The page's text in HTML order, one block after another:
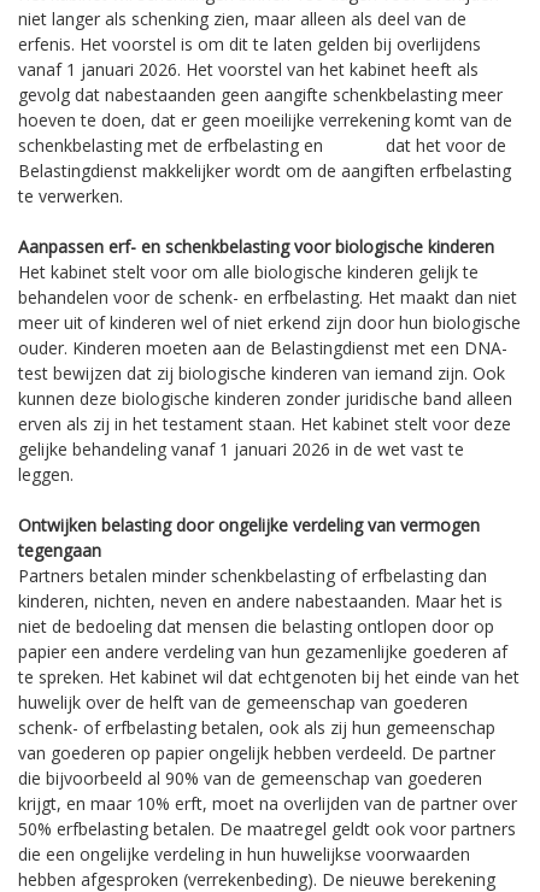
niet langer als schenking zien, maar alleen als deel van de
erfenis. Het voorstel is om dit te laten gelden bij overlijdens
vanaf 1 januari 2026. Het voorstel van het kabinet heeft als
gevolg dat nabestaanden geen aangifte schenkbelasting meer
hoeven te doen, dat er geen moeilijke verrekening komt van de
schenkbelasting met de erfbelasting en dat het voor de
Belastingdienst makkelijker wordt om de aangiften erfbelasting
te verwerken.
Aanpassen erf- en schenkbelasting voor biologische kinderen
Het kabinet stelt voor om alle biologische kinderen gelijk te
behandelen voor de schenk- en erfbelasting. Het maakt dan niet
meer uit of kinderen wel of niet erkend zijn door hun biologische
ouder. Kinderen moeten aan de Belastingdienst met een DNA-
test bewijzen dat zij biologische kinderen van iemand zijn. Ook
kunnen deze biologische kinderen zonder juridische band alleen
erven als zij in het testament staan. Het kabinet stelt voor deze
gelijke behandeling vanaf 1 januari 2026 in de wet vast te
leggen.
Ontwijken belasting door ongelijke verdeling van vermogen
tegengaan
Partners betalen minder schenkbelasting of erfbelasting dan
kinderen, nichten, neven en andere nabestaanden. Maar het is
niet de bedoeling dat mensen die belasting ontlopen door op
papier een andere verdeling van hun gezamenlijke goederen af
te spreken. Het kabinet wil dat echtgenoten bij het einde van het
huwelijk over de helft van de gemeenschap van goederen
schenk- of erfbelasting betalen, ook als zij hun gemeenschap
van goederen op papier ongelijk hebben verdeeld. De partner
die bijvoorbeeld al 90% van de gemeenschap van goederen
krijgt, en maar 10% erft, moet na overlijden van de partner over
50% erfbelasting betalen. De maatregel geldt ook voor partners
die een ongelijke verdeling in hun huwelijkse voorwaarden
hebben afgesproken (verrekenbeding). De nieuwe berekening